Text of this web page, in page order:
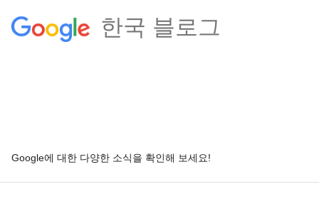
한국 블로그
Google에 대한 다양한 소식을 확인해 보세요!